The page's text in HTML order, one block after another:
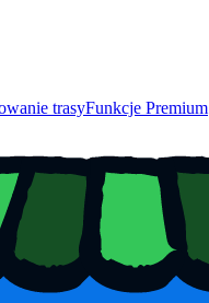
trasyFunkcje Premium